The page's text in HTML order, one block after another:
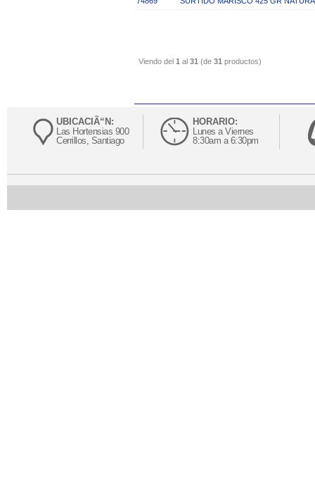
Viendo del 1 al 31 (de 31 productos)
UBICACIÃ“N:
Las Hortensias 900
Cerrillos, Santiago
HORARIO:
Lunes a Viernes
8:30am a 6:30pm